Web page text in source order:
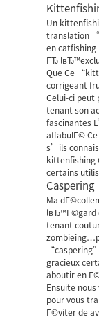
Un
translation
en catfishing
ГЂ
Que Ce
corrigeant
Celui-ci peut
tenant son
fascinantes
affabulГ©
s’ils
kittenfishing
certains
Caspering
Ma
lвЂ™Г©gard
tenant
gracieux
aboutir en
Ensuite
pour vous
Г©viter de